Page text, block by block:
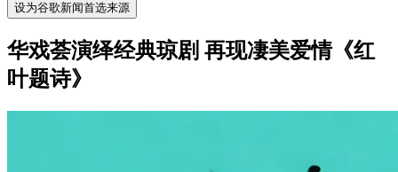
设为谷歌新闻首选来源
华戏荟演绎经典琼剧 再现凄美爱情《红
叶题诗》